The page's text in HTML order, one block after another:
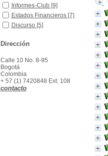
Informes-Club
Informes-Club [9]
Estados Financieros
Estados Financieros [7]
Discurso
Discurso [5]
Homenajes Postumos-Colombia
Homenajes Postumos-
Vida y obra
Vida y obra[5]
Almanaques--Publicidad
Almanaques--Publicidad
[4]
Estatutos de Sociedades -Colombia
Estatutos de Sociedades -
Colombia
Dirección
Calle 10 No. 8-95
Bogotá
Colombia
+ 57 (1) 7420848 Ext. 108
contacto